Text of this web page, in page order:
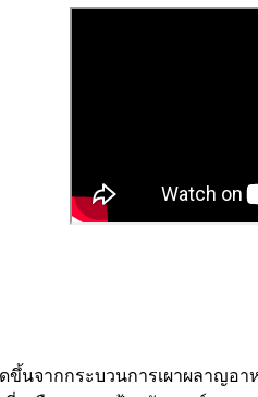
ขึ้นจากกระบวนการเผาผลาญอ